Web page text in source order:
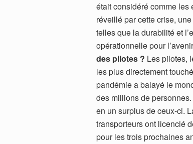
était considéré comme les
réveillé par cette crise,
telles que la durabilité et
opérationnelle pour
des pilotes ? Les pilotes,
les plus directement
pandémie a balayé le
des millions de
en un surplus de ceux-ci.
transporteurs ont licencié
pour les trois prochaines